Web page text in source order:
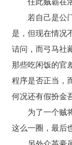
若自己是公
是，但现在情况
诘问，而弓马社
那些吃闲饭的官
程序是否正当，
何况还有假扮
为了一个贼
这么一圈，最后